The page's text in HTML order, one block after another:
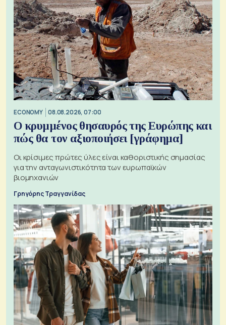
ECONOMY 08.08.2026, 07:00
Ο κρυμμένος θησαυρός της Ευρώπης και
πώς θα τον αξιοποιήσει [γράφημα]
Οι κρίσιμες πρώτες ύλες είναι καθοριστικής σημασίας
για την ανταγωνιστικότητα των ευρωπαϊκών
βιομηχανιών
Γρηγόρης Τραγγανίδας